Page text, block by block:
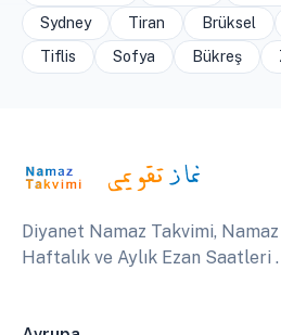
Sydney
Tiran Brüksel
Tiflis
Sofya Bükreş
Diyanet Namaz Takvimi,